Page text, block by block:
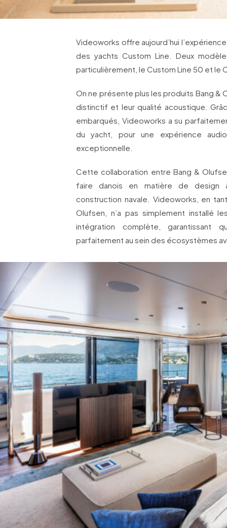
Videoworks offre aujourd’hui
des yachts Custom Line. Deux
particulièrement, le Custom Line 50 et le
On ne présente plus les produits Bang &
distinctif et leur qualité acoustique.
embarqués, Videoworks a su
du yacht, pour une expérience
exceptionnelle.
Cette collaboration entre Bang &
faire danois en matière de design
construction navale. Videoworks, en
Olufsen, n’a pas simplement installé
intégration complète, garantissant
parfaitement au sein des écosystèmes